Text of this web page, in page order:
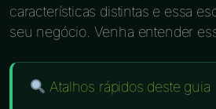
características distintas e essa
seu negócio. Venha entender
Atalhos rápidos deste guia